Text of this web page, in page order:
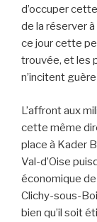
d’occuper
de la réserver à
ce jour cette
trouvée, et les
n’incitent
L’affront aux
cette même
place à Kader
Val-d’Oise
économique
Clichy-sous-
bien qu’il soit